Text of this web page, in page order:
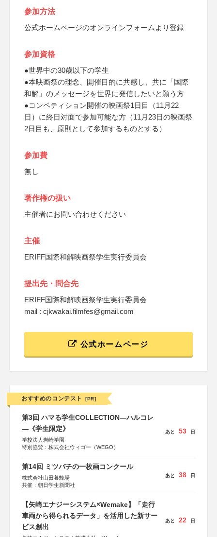
参加方法
公式ホームページのオンラインフォームより登録
参加資格
●世界中の30歳以下の学生
●本映画祭の理念、開催目的に共感し、共に「国際
和解」のメッセージを世界に発信したいと願う方
●コンペティション開催の映画祭1日目（11月22
日）に終日対面で参加可能な方（11月23日の映画祭
2日目も、原則として参加するものとする）
参加費
無し
著作権の扱い
主催者にお問い合わせください
主催
ERIFF国際和解映画祭学生実行委員会
提出先・問合先
ERIFF国際和解映画祭学生実行委員会
mail : cjkwakai.filmfes@gmail.com
公式ホームページ
おすすめのコンテスト [PR]
第3回 ハマる学生COLLECTION―ハルコレ
―《学生限定》
学校法人岩崎学園
特別協賛：株式会社ウィゴー（WEGO）
あと 53 日
第14回 ミツバチの一枚画コンクール
株式会社山田養蜂場
共催：朝日学生新聞社
あと 38 日
【矢崎エナジーシステム×Wemake】「走行
車両から得られるデータ」を活用した新サー
ビス創出
あと 22 日